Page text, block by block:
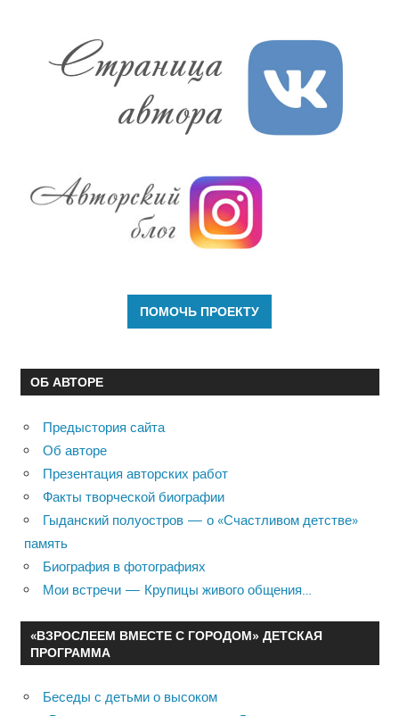
ОБ АВТОРЕ
Предыстория сайта
Об авторе
Презентация авторских работ
Факты творческой биографии
Гыданский полуостров — о «Счастливом детстве»
память
Биография в фотографиях
Мои встречи — Крупицы живого общения…
«ВЗРОСЛЕЕМ ВМЕСТЕ С ГОРОДОМ» ДЕТСКАЯ
ПРОГРАММА
Беседы с детьми о высоком